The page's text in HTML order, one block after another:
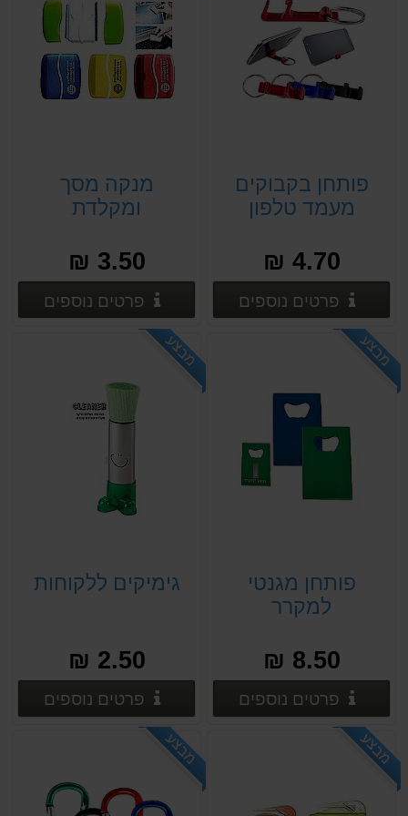
פותחן בקבוקים
מעמד טלפון
4.70 ₪
פרטים נוספים פרטים נוספים
מנקה מסך
ומקלדת
3.50 ₪
פרטים נוספים
מבצע
פותחן מגנטי
למקרר
8.50 ₪
פרטים נוספים פרטים נוספים
מבצע
גימיקים ללקוחות
2.50 ₪
פרטים נוספים
מבצע מבצע